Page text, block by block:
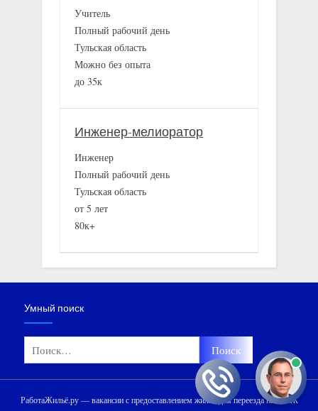
Учитель
Полный рабочий день
Тульская область
Можно без опыта
до 35к
Инженер-мелиоратор
Инженер
Полный рабочий день
Тульская область
от 5 лет
80к+
Умный поиск
РаботаЖильё.ру — вакансии с предоставлением жилья для переезда на ПМЖ